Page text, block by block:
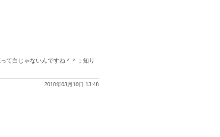
て白じゃないんですね＾＾；知り
2010年03月10日 13:48